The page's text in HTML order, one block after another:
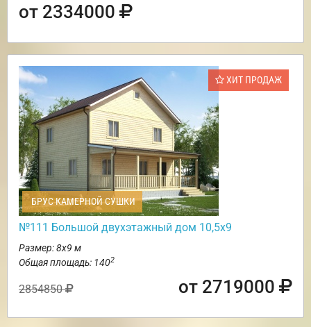
от 2334000
ХИТ ПРОДАЖ
БРУС КАМЕРНОЙ СУШКИ
№111 Большой двухэтажный дом 10,5х9
Размер: 8х9 м
Общая площадь: 1402
2854850 от 2719000